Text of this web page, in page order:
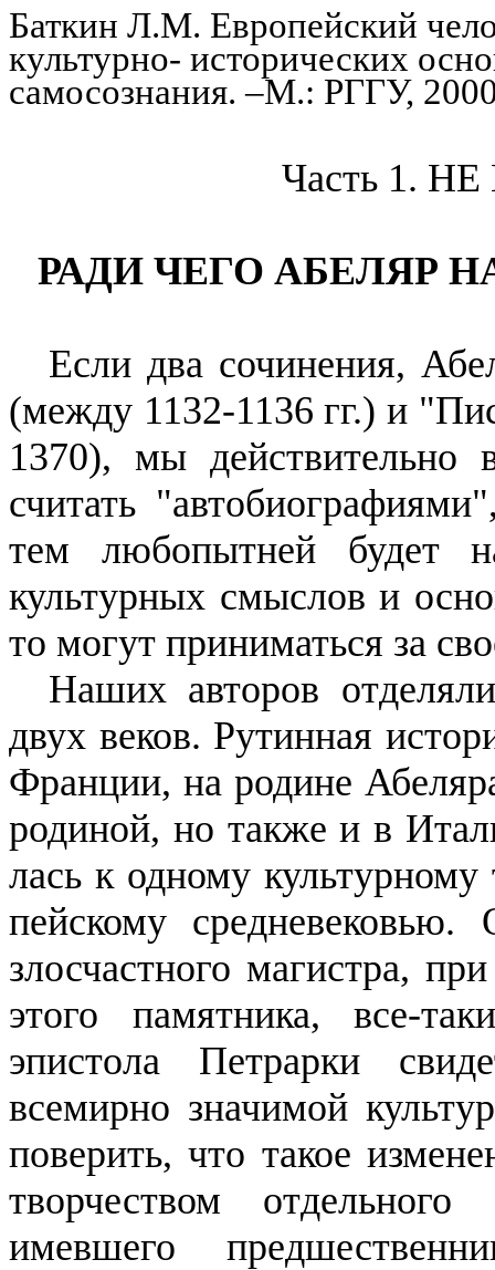
Баткин Л.М. Европейский
культурно- исторических
самосознания.–М.: РГГУ,
Часть 1.
РАДИ ЧЕГО АБЕЛЯР
Если два сочинения,
(между 1132-1136 гг.) и
1370), мы действительно
считать
тем любопытней будет
культурных смыслов и
то могут приниматься за
Наших авторов
двух веков. Рутинная
Франции, на родине
родиной, но также и в
лась к одному
пейскому
злосча­стного магистра,
этого па­мятника, все-
эпистола Пет­рарки
всемирно значимой
поверить, что такое
творчеством
имевшего